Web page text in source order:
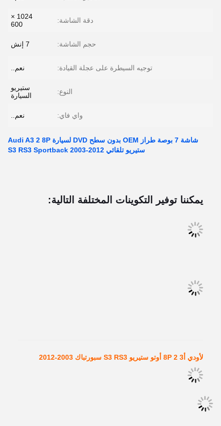
دقة الشاشة:
1024 ×
600
حجم الشاشة: 7 إنش
توجيه السيطرة على عجلة القيادة: نعم..
النوع:
ستيريو
السيارة
واي فاي: نعم..
شاشة 7 بوصة طراز OEM بدون سطح DVD لسيارة Audi A3 2 8P
ستيريو تلقائي S3 RS3 Sportback 2003-2012
يمكننا توفير التكوينات المختلفة التالية:
لأودي أ3 2 8P أوتو ستيريو S3 RS3 سبورتباك 2003-2012